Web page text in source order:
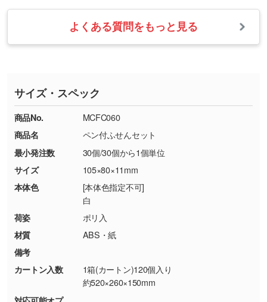
・1色印刷でグラデーションや濃淡を表現した
い
す。→詳しく見る
・コーポレートカラーを使って印刷したい／印
刷色にこだわりがある
DIC・PANTONEなどのカラーチップの指定や、
現物支給による色指定も承っております。→
しく見る
・背景がある画像からキャラクター部分だけを
シンプルな背景のデータや、使いたいキャラク
り抜き処理が可能です。→詳しく見る
また、お選びいただいた印刷色が本体色に合わ
ない場合や仕上がりに影響しそうな場合は、ス
・お届け時に商品が損傷・故障している場合
・ご注文と異なる商品が届いた場合
・印刷不良があった場合
※詳しくは「商品の良品基準について
ください。
【返品・交換ができない場合】
・お客様の元で商品を加工された場合、または
商品が破損した場合
・商品到着後7日以上経過している場合
・お客様のご都合による返品・交換依頼(商
品・色・数量などの注文間違い等)
業日以内に担当スタッフよりメールにてご連絡
いたします。
お急ぎの場合はお電話でのご質問も受け付けて
TEL：0422-29-9911 営業時間10:00～
18:00(土日祝日除く)
お問い合わせフォームはこちら
よくある質問をもっと見る
サイズ・スペック
商品No.
MCFC060
商品名
ペン付ふせんセット
最小発注数
30個/30個から1個単位
サイズ
105×80×11mm
本体色
[本体色指定不可]
白
荷姿
ポリ入
材質
ABS・紙
備考
カートン入数
1箱(カートン)120個入り
約520×260×150mm